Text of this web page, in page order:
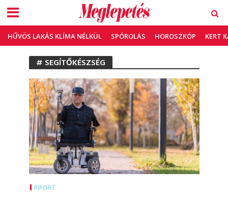
HŰVÖS LAKÁS KLÍMA NÉLKÜL SPÓROLÁS HOROSZKÓP KERT
# SEGÍTŐKÉSZSÉG
RIPORT